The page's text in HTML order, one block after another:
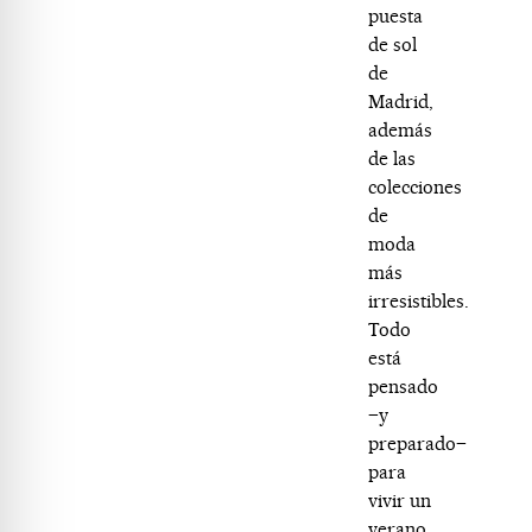
puesta
de sol
de
Madrid,
además
de las
colecciones
de
moda
más
irresistibles.
Todo
está
pensado
–y
preparado–
para
vivir un